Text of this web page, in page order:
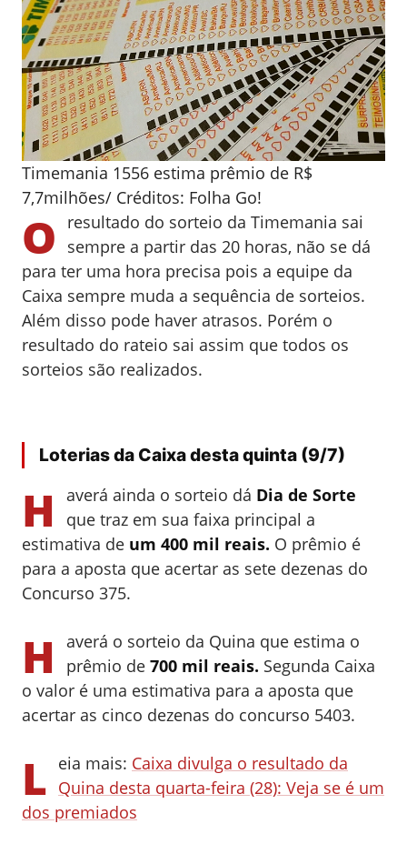
Timemania 1556 estima prêmio de R$
7,7milhões/ Créditos: Folha Go!
O
resultado do sorteio da Timemania sai
sempre a partir das 20 horas, não se dá
para ter uma hora precisa pois a equipe da
Caixa sempre muda a sequência de sorteios.
Além disso pode haver atrasos. Porém o
resultado do rateio sai assim que todos os
sorteios são realizados.
Loterias da Caixa desta quinta (9/7)
H averá ainda o sorteio dá Dia de Sorte
que traz em sua faixa principal a
estimativa de um 400 mil reais. O prêmio é
para a aposta que acertar as sete dezenas do
Concurso 375.
H
averá o sorteio da Quina que estima o
prêmio de 700 mil reais. Segunda Caixa
o valor é uma estimativa para a aposta que
acertar as cinco dezenas do concurso 5403.
L eia mais: Caixa divulga o resultado da
Quina desta quarta-feira (28): Veja se é um
dos premiados